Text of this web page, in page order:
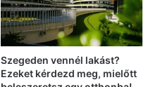
Szegeden vennél lakást?
Ezeket kérdezd meg, mielőtt